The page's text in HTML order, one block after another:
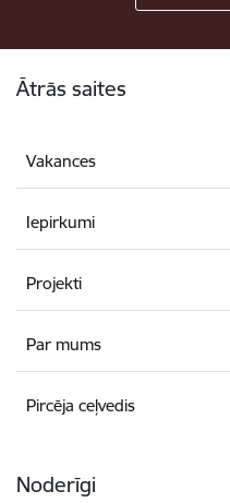
Ātrās saites
Vakances
Iepirkumi
Projekti
Par mums
Pircēja ceļvedis
Noderīgi